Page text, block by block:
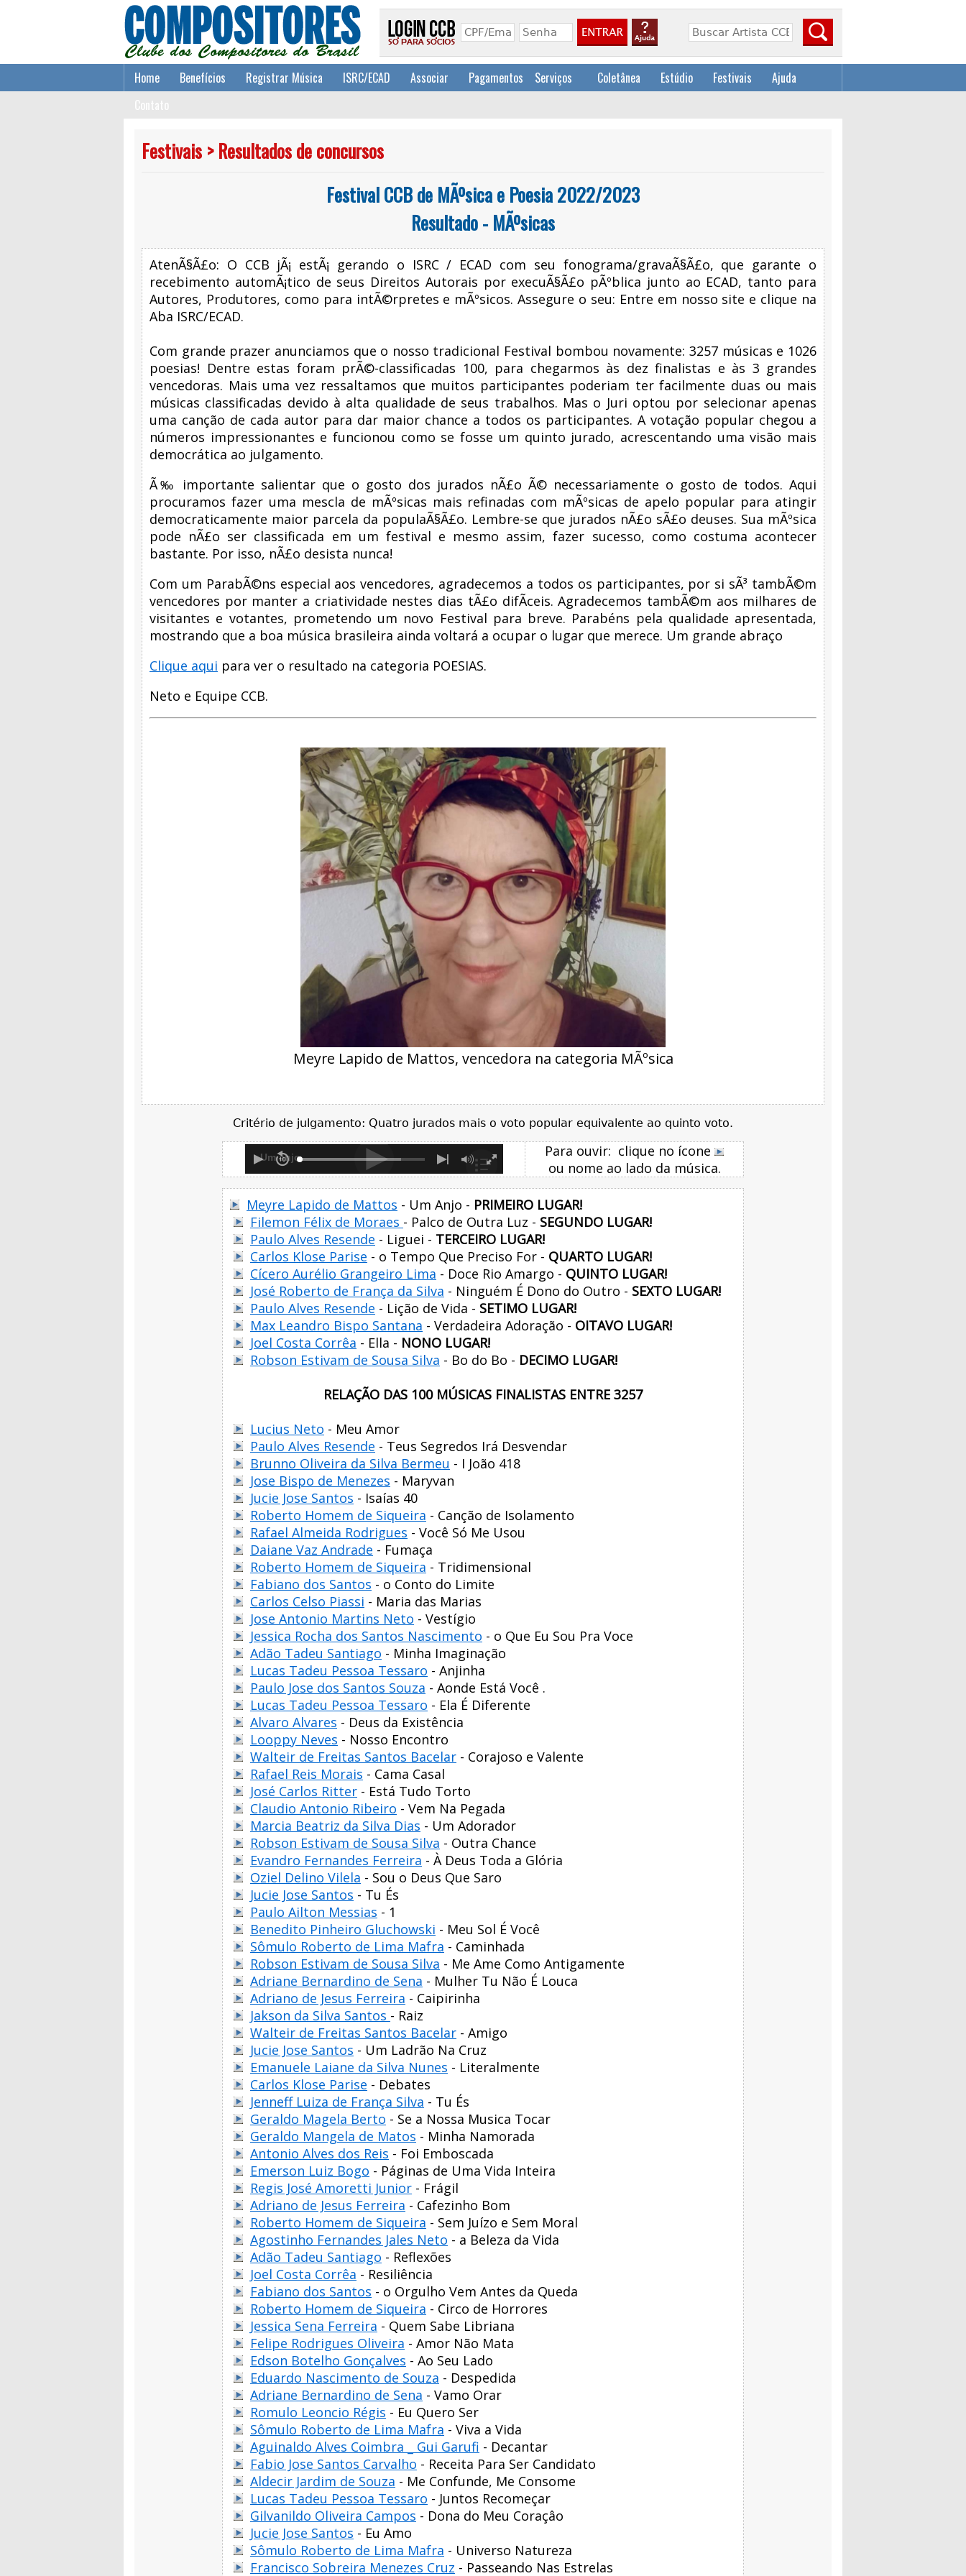
Home Benefícios Registrar Música ISRC/ECAD Associar Pagamentos Serviços Coletânea Estúdio Festivais
Ajuda
Festivais > Resultados de concursos
Festival CCB de MÃºsica e Poesia 2022/2023
Resultado - MÃºsicas
AtenÃ§Ã£o: O CCB jÃ¡ estÃ¡ gerando o ISRC / ECAD com seu fonograma/gravaÃ§Ã£o, que garante o
recebimento automÃ¡tico de seus Direitos Autorais por execuÃ§Ã£o pÃºblica junto ao ECAD, tanto para
Autores, Produtores, como para intÃ©rpretes e mÃºsicos. Assegure o seu: Entre em nosso site e clique na
Aba ISRC/ECAD.
Com grande prazer anunciamos que o nosso tradicional Festival bombou novamente: 3257 músicas e 1026
poesias! Dentre estas foram prÃ©-classificadas 100, para chegarmos às dez finalistas e às 3 grandes
vencedoras. Mais uma vez ressaltamos que muitos participantes poderiam ter facilmente duas ou mais
músicas classificadas devido à alta qualidade de seus trabalhos. Mas o Juri optou por selecionar apenas
uma canção de cada autor para dar maior chance a todos os participantes. A votação popular chegou a
números impressionantes e funcionou como se fosse um quinto jurado, acrescentando uma visão mais
democrática ao julgamento.
Ã‰ importante salientar que o gosto dos jurados nÃ£o Ã© necessariamente o gosto de todos. Aqui
procuramos fazer uma mescla de mÃºsicas mais refinadas com mÃºsicas de apelo popular para atingir
democraticamente maior parcela da populaÃ§Ã£o. Lembre-se que jurados nÃ£o sÃ£o deuses. Sua mÃºsica
pode nÃ£o ser classificada em um festival e mesmo assim, fazer sucesso, como costuma acontecer
bastante. Por isso, nÃ£o desista nunca!
Com um ParabÃ©ns especial aos vencedores, agradecemos a todos os participantes, por si sÃ³ tambÃ©m
vencedores por manter a criatividade nestes dias tÃ£o difÃ­ceis. Agradecemos tambÃ©m aos milhares de
visitantes e votantes, prometendo um novo Festival para breve. Parabéns pela qualidade apresentada,
mostrando que a boa música brasileira ainda voltará a ocupar o lugar que merece. Um grande abraço
Clique aqui para ver o resultado na categoria POESIAS.
Neto e Equipe CCB.
Meyre Lapido de Mattos, vencedora na categoria MÃºsica
Critério de julgamento: Quatro jurados mais o voto popular equivalente ao quinto voto.
Um anjo
Para ouvir: clique no ícone
ou nome ao lado da música.
Meyre Lapido de Mattos - Um Anjo - PRIMEIRO LUGAR!
Filemon Félix de Moraes - Palco de Outra Luz - SEGUNDO LUGAR!
Paulo Alves Resende - Liguei - TERCEIRO LUGAR!
Carlos Klose Parise - o Tempo Que Preciso For - QUARTO LUGAR!
Cícero Aurélio Grangeiro Lima - Doce Rio Amargo - QUINTO LUGAR!
José Roberto de França da Silva - Ninguém É Dono do Outro - SEXTO LUGAR!
Paulo Alves Resende - Lição de Vida - SETIMO LUGAR!
Max Leandro Bispo Santana - Verdadeira Adoração - OITAVO LUGAR!
Joel Costa Corrêa - Ella - NONO LUGAR!
Robson Estivam de Sousa Silva - Bo do Bo - DECIMO LUGAR!
RELAÇÃO DAS 100 MÚSICAS FINALISTAS ENTRE 3257
Lucius Neto - Meu Amor
Paulo Alves Resende - Teus Segredos Irá Desvendar
Brunno Oliveira da Silva Bermeu - I João 418
Jose Bispo de Menezes - Maryvan
Jucie Jose Santos - Isaías 40
Roberto Homem de Siqueira - Canção de Isolamento
Rafael Almeida Rodrigues - Você Só Me Usou
Daiane Vaz Andrade - Fumaça
Roberto Homem de Siqueira - Tridimensional
Fabiano dos Santos - o Conto do Limite
Carlos Celso Piassi - Maria das Marias
Jose Antonio Martins Neto - Vestígio
Jessica Rocha dos Santos Nascimento - o Que Eu Sou Pra Voce
Adão Tadeu Santiago - Minha Imaginação
Lucas Tadeu Pessoa Tessaro - Anjinha
Paulo Jose dos Santos Souza - Aonde Está Você .
Lucas Tadeu Pessoa Tessaro - Ela É Diferente
Alvaro Alvares - Deus da Existência
Looppy Neves - Nosso Encontro
Walteir de Freitas Santos Bacelar - Corajoso e Valente
Rafael Reis Morais - Cama Casal
José Carlos Ritter - Está Tudo Torto
Claudio Antonio Ribeiro - Vem Na Pegada
Marcia Beatriz da Silva Dias - Um Adorador
Robson Estivam de Sousa Silva - Outra Chance
Evandro Fernandes Ferreira - À Deus Toda a Glória
Oziel Delino Vilela - Sou o Deus Que Saro
Jucie Jose Santos - Tu És
Paulo Ailton Messias - 1
Benedito Pinheiro Gluchowski - Meu Sol É Você
Sômulo Roberto de Lima Mafra - Caminhada
Robson Estivam de Sousa Silva - Me Ame Como Antigamente
Adriane Bernardino de Sena - Mulher Tu Não É Louca
Adriano de Jesus Ferreira - Caipirinha
Jakson da Silva Santos - Raiz
Walteir de Freitas Santos Bacelar - Amigo
Jucie Jose Santos - Um Ladrão Na Cruz
Emanuele Laiane da Silva Nunes - Literalmente
Carlos Klose Parise - Debates
Jenneff Luiza de França Silva - Tu És
Geraldo Magela Berto - Se a Nossa Musica Tocar
Geraldo Mangela de Matos - Minha Namorada
Antonio Alves dos Reis - Foi Emboscada
Emerson Luiz Bogo - Páginas de Uma Vida Inteira
Regis José Amoretti Junior - Frágil
Adriano de Jesus Ferreira - Cafezinho Bom
Roberto Homem de Siqueira - Sem Juízo e Sem Moral
Agostinho Fernandes Jales Neto - a Beleza da Vida
Adão Tadeu Santiago - Reflexões
Joel Costa Corrêa - Resiliência
Fabiano dos Santos - o Orgulho Vem Antes da Queda
Roberto Homem de Siqueira - Circo de Horrores
Jessica Sena Ferreira - Quem Sabe Libriana
Felipe Rodrigues Oliveira - Amor Não Mata
Edson Botelho Gonçalves - Ao Seu Lado
Eduardo Nascimento de Souza - Despedida
Adriane Bernardino de Sena - Vamo Orar
Romulo Leoncio Régis - Eu Quero Ser
Sômulo Roberto de Lima Mafra - Viva a Vida
Aguinaldo Alves Coimbra _ Gui Garufi - Decantar
Fabio Jose Santos Carvalho - Receita Para Ser Candidato
Aldecir Jardim de Souza - Me Confunde, Me Consome
Lucas Tadeu Pessoa Tessaro - Juntos Recomeçar
Gilvanildo Oliveira Campos - Dona do Meu Coraçâo
Jucie Jose Santos - Eu Amo
Sômulo Roberto de Lima Mafra - Universo Natureza
Francisco Sobreira Menezes Cruz - Passeando Nas Estrelas